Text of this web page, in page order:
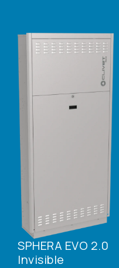
SPHERA EVO 2.0
Invisible